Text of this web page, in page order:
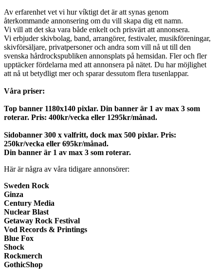
Av erfarenhet vet vi hur víktigt det är att synas genom
återkommande annonsering om du vill skapa dig ett namn.
Vi vill att det ska vara både enkelt och prisvärt att annonsera.
Vi erbjuder skivbolag, band, arrangörer, festivaler, musikföreningar,
skivförsäljare, privatpersoner och andra som vill nå ut till den
svenska hårdrockspubliken annonsplats på hemsidan. Fler och fler
upptäcker fördelarna med att annonsera på nätet. Du har möjlighet
att nå ut betydligt mer och sparar dessutom flera tusenlappar.
Våra priser:
Top banner 1180x140 pixlar. Din banner är 1 av max 3 som
roterar. Pris: 400kr/vecka eller 1295kr/månad.
Sidobanner 300 x valfritt, dock max 500 pixlar. Pris:
250kr/vecka eller 695kr/månad.
Din banner är 1 av max 3 som roterar.
Här är några av våra tidigare annonsörer:
Sweden Rock
Ginza
Century Media
Nuclear Blast
Getaway Rock Festival
Vod Records & Printings
Blue Fox
Shock
Rockmerch
GothicShop